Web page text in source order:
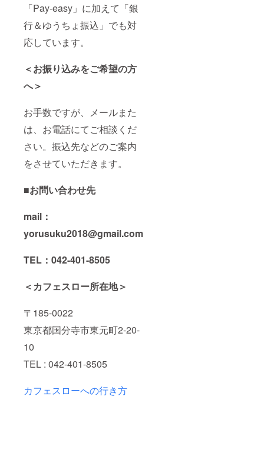
「Pay-easy」に加えて「銀
行＆ゆうちょ振込」でも対
応しています。
＜お振り込みをご希望の方
へ＞
お手数ですが、メールまた
は、お電話にてご相談くだ
さい。振込先などのご案内
をさせていただきます。
■お問い合わせ先
mail：
yorusuku2018@gmail.com
TEL：042-401-8505
＜カフェスロー所在地＞
〒185-0022
東京都国分寺市東元町2-20-
10
TEL : 042-401-8505
カフェスローへの行き方